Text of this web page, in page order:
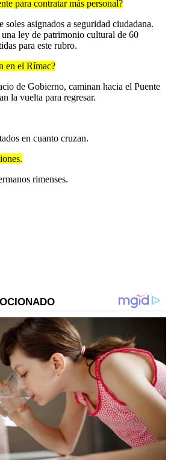
para contratar más personal?
soles asignados a seguridad ciudadana.
una ley de patrimonio cultural de 60
para este rubro.
en el Rímac?
de Gobierno, caminan hacia el Puente
la vuelta para regresar.
en cuanto cruzan.
rimenses.